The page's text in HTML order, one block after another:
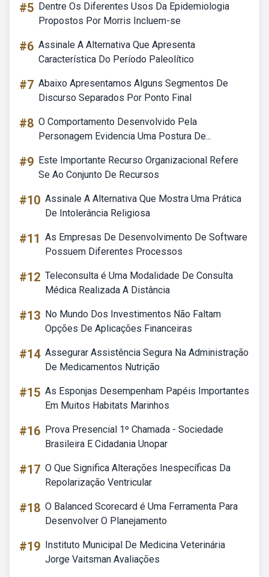
#5 Dentre Os Diferentes Usos Da Epidemiologia
Propostos Por Morris Incluem-se
#6 Assinale A Alternativa Que Apresenta
Característica Do Período Paleolítico
#7 Abaixo Apresentamos Alguns Segmentos De
Discurso Separados Por Ponto Final
#8 O Comportamento Desenvolvido Pela
Personagem Evidencia Uma Postura De...
#9 Este Importante Recurso Organizacional Refere
Se Ao Conjunto De Recursos
#10 Assinale A Alternativa Que Mostra Uma Prática
De Intolerância Religiosa
#11 As Empresas De Desenvolvimento De Software
Possuem Diferentes Processos
#12 Teleconsulta é Uma Modalidade De Consulta
Médica Realizada A Distância
#13 No Mundo Dos Investimentos Não Faltam
Opções De Aplicações Financeiras
#14 Assegurar Assistência Segura Na Administração
De Medicamentos Nutrição
#15 As Esponjas Desempenham Papéis Importantes
Em Muitos Habitats Marinhos
#16 Prova Presencial 1º Chamada - Sociedade
Brasileira E Cidadania Unopar
#17 O Que Significa Alterações Inespecíficas Da
Repolarização Ventricular
#18 O Balanced Scorecard é Uma Ferramenta Para
Desenvolver O Planejamento
#19 Instituto Municipal De Medicina Veterinária
Jorge Vaitsman Avaliações